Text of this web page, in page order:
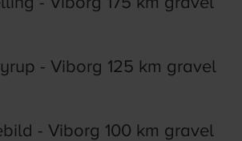
- Viborg 125 km gravel
- Viborg 100 km gravel